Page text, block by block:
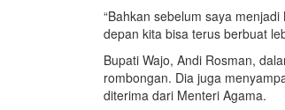
“Bahkan sebelum saya
depan kita bisa terus berbuat
Bupati Wajo, Andi Rosman,
rombongan. Dia juga
diterima dari Menteri Agama.